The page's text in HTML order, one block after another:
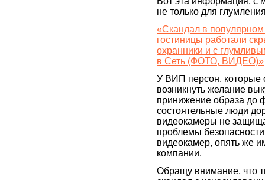
не только для
«Скандал в
гостиницы работали
охранники и с
в Сеть (ФОТО, ВИДЕО)»
У ВИП персон, которые
возникнуть желание
принижение образа до
состоятельные люди
видеокамеры не
проблемы
видеокамер, опять же
компании.
Обращу внимание, что